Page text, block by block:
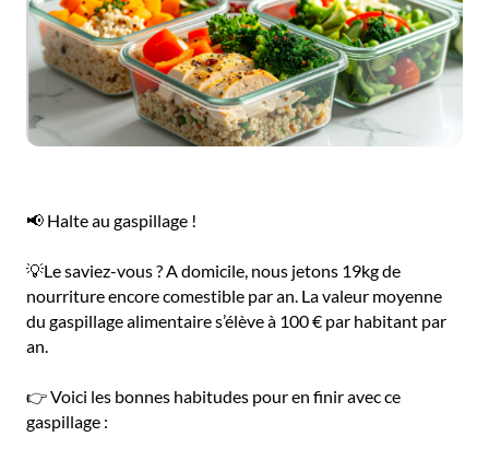
📢 Halte au gaspillage !
💡Le saviez-vous ? A domicile, nous jetons 19kg de
nourriture encore comestible par an. La valeur moyenne
du gaspillage alimentaire s’élève à 100 € par habitant par
an.
👉 Voici les bonnes habitudes pour en finir avec ce
gaspillage :